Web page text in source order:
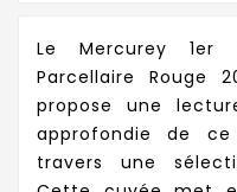
Le Mercurey 1er
Parcellaire Rouge
propose une
approfondie de
travers une